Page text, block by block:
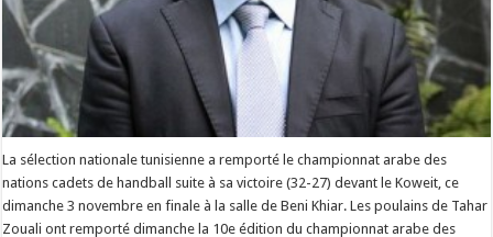
La sélection nationale tunisienne a remporté le championnat arabe des
nations cadets de handball suite à sa victoire (32-27) devant le Koweit, ce
dimanche 3 novembre en finale à la salle de Beni Khiar. Les poulains de Tahar
Zouali ont remporté dimanche la 10e édition du championnat arabe des